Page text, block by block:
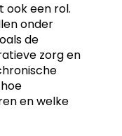
ook een rol.
onder
de
zorg en
en welke